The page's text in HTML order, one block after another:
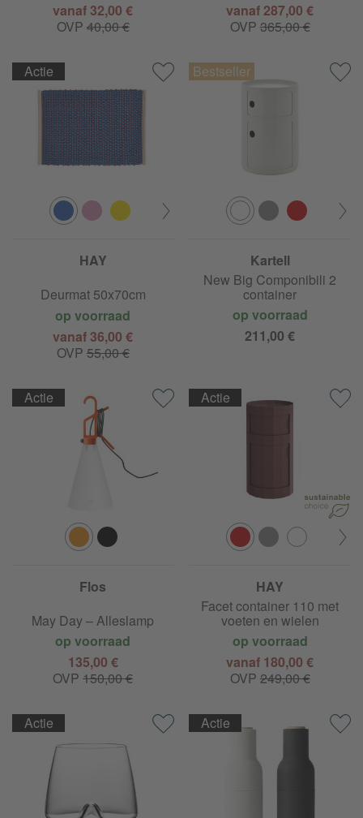
vanaf 32,00 €
OVP 40,00 €
vanaf 287,00 €
OVP 365,00 €
HAY
Deurmat 50x70cm
op voorraad
vanaf 36,00 €
OVP 55,00 €
Actie
Kartell
New Big Componibili 2
container
op voorraad
211,00 €
Flos
May Day – Alleslamp
op voorraad
135,00 €
OVP150,00 €
Actie
HAY
Facet container 110 met
voeten en wielen
op voorraad
vanaf 180,00 €
OVP 249,00 €
Actie
Actie Actie